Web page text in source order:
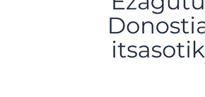
Lortu zure datu pertsonalak
buruzko informazio gehiago eta ezarri
datuen atalean. Edozein unetan alda
zure baimena Cookieen